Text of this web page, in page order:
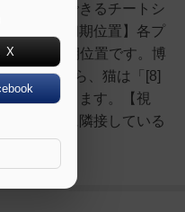
中に参照できるチートシ
ます。【初期位置】各プ
城」が初期位置です。博
ーチ」から、猫は「[8]
スタートします。【視
は境界線に隣接している
X